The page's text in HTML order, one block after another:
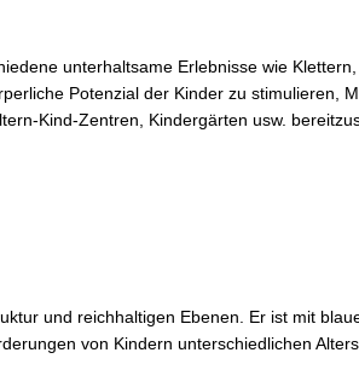
unterhaltsame Erlebnisse wie Klettern,
Potenzial der Kinder zu stimulieren,
Kind-Zentren, Kindergärten usw.
und reichhaltigen Ebenen. Er ist mit
von Kindern unterschiedlichen